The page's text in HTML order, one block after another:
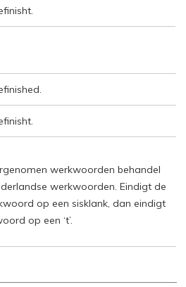
werkwoorden behandel
werkwoorden. Eindigt de
op een sisklank, dan eindigt
op een ‘t’.